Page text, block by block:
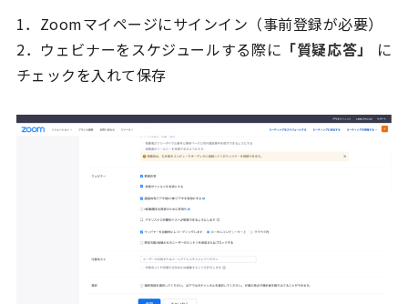
1．Zoomマイページにサインイン（事前登録が必要）
2．ウェビナーをスケジュールする際に 「質疑応答」
に
チェックを入れて保存